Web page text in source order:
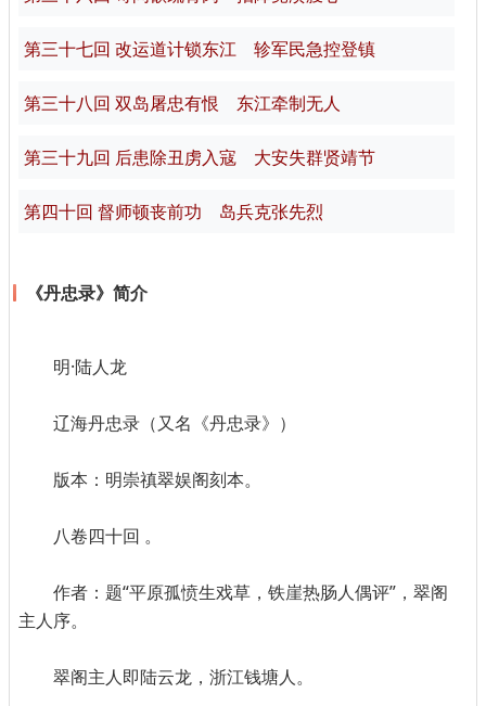
第三十七回 改运道计锁东江 轸军民急控登镇
第三十八回 双岛屠忠有恨 东江牵制无人
第三十九回 后患除丑虏入寇 大安失群贤靖节
第四十回 督师顿丧前功 岛兵克张先烈
《丹忠录》简介
明·陆人龙
辽海丹忠录（又名《丹忠录》）
版本：明崇禛翠娱阁刻本。
八卷四十回 。
作者：题“平原孤愤生戏草，铁崖热肠人偶评”，翠阁
主人序。
翠阁主人即陆云龙，浙江钱塘人。